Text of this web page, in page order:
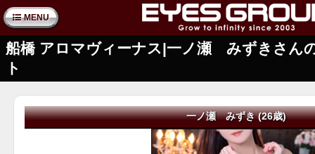
MENU
船橋 アロマヴィーナス|一ノ瀬 みずきさん
ト
一ノ瀬 みずき (26歳)